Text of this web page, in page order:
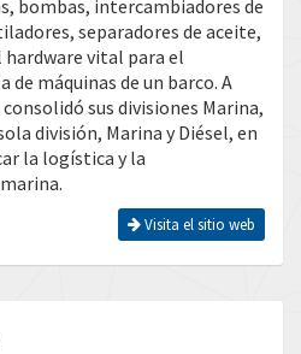
bombas, intercambiadores de
separadores de aceite,
vital para el
máquinas de un barco. A
sus divisiones Marina,
división, Marina y Diésel, en
la logística y la
Visita el sitio web